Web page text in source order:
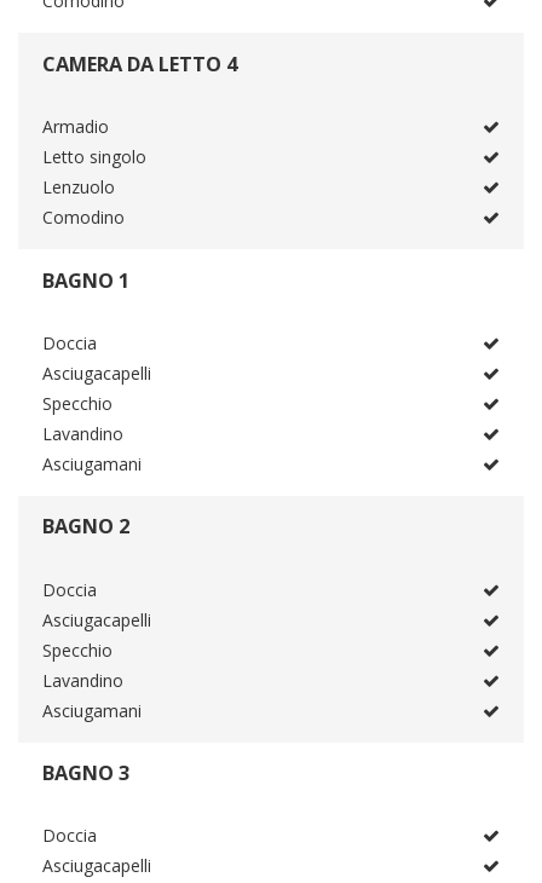
CAMERA DA LETTO 4
Armadio
Letto singolo
Lenzuolo
Comodino
BAGNO 1
Doccia
Asciugacapelli
Specchio
Lavandino
Asciugamani
BAGNO 2
Doccia
Asciugacapelli
Specchio
Lavandino
Asciugamani
BAGNO 3
Doccia
Asciugacapelli